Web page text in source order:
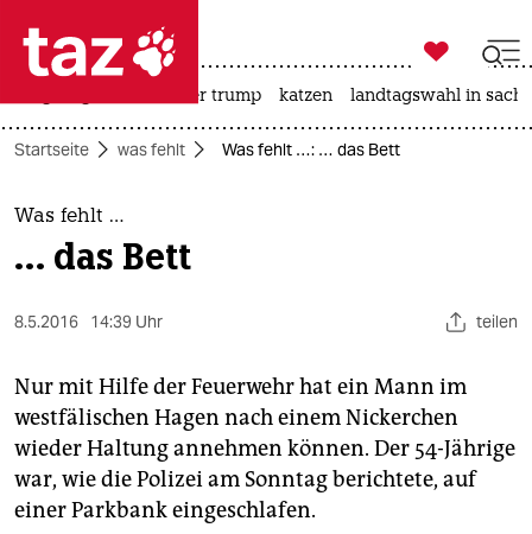
 taz zahl ich
taz zahl ich
themen
politik
öko
gesellschaft
kultur
sport

taz zahl ich
usa unter trump katzen landtagswahl in
Startseite was fehlt Was fehlt …: … das Bett
Was fehlt …
… das Bett
8.5.2016 14:39 Uhr teilen
Nur mit Hilfe der Feuerwehr hat ein Mann im
westfälischen Hagen nach einem Nickerchen
wieder Haltung annehmen können. Der 54-Jährige
war, wie die Polizei am Sonntag berichtete, auf
einer Parkbank eingeschlafen.